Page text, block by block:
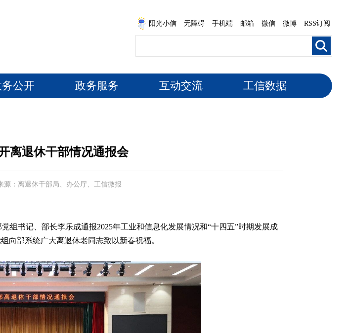
阳光小信 无障碍 手机端 邮箱 微信 微博 RSS订阅
公开 政务服务 互动交流 工信数据
离退休干部情况通报会
源：离退休干部局、办公厅、工信微报
组书记、部长李乐成通报2025年工业和信息化发展情况和“十四五”时期发展成
向部系统广大离退休老同志致以新春祝福。